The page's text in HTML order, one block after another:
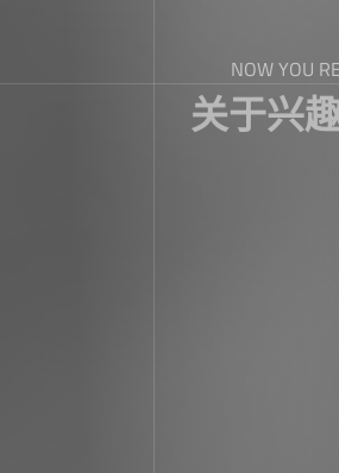
NOW YOU
关于兴